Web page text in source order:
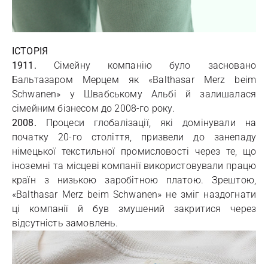
ІСТОРІЯ
1911. Сімейну компанію було засновано
Бальтазаром Мерцем як «Balthasar Merz beim
Schwanen» у Швабському Альбі й залишалася
сімейним бізнесом до 2008-го року.
2008. Процеси глобалізації, які домінували на
початку 20-го століття, призвели до занепаду
німецької текстильної промисловості через те, що
іноземні та місцеві компанії використовували працю
країн з низькою заробітною платою. Зрештою,
«Balthasar Merz beim Schwanen» не зміг наздогнати
ці компанії й був змушений закритися через
відсутність замовлень.